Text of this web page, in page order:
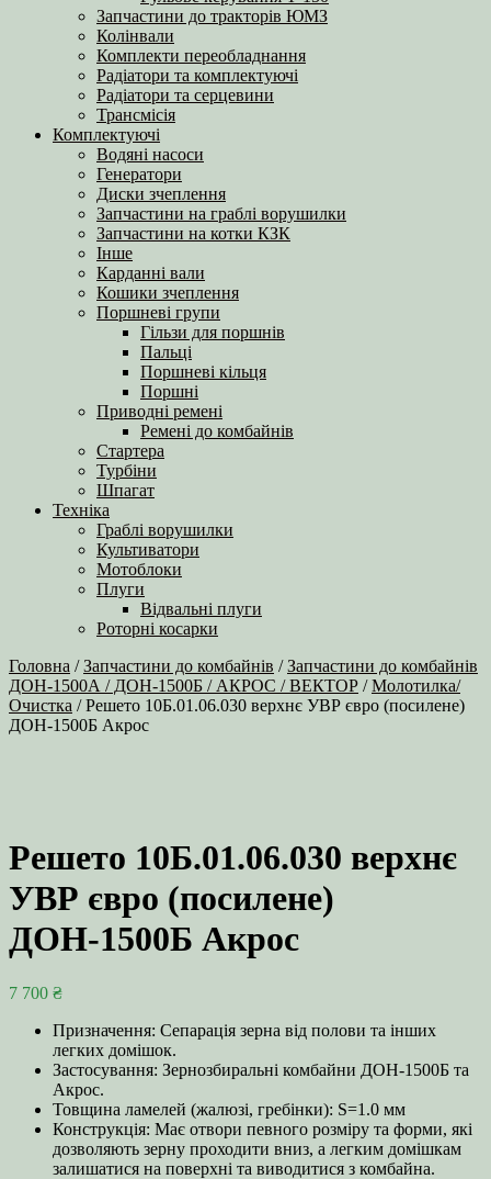
Запчастини до тракторів ЮМЗ
Колінвали
Комплекти переобладнання
Радіатори та комплектуючі
Радіатори та серцевини
Трансмісія
Комплектуючі
Водяні насоси
Генератори
Диски зчеплення
Запчастини на граблі ворушилки
Запчастини на котки КЗК
Інше
Карданні вали
Кошики зчеплення
Поршневі групи
Гільзи для поршнів
Пальці
Поршневі кільця
Поршні
Приводні ремені
Ремені до комбайнів
Стартера
Турбіни
Шпагат
Техніка
Граблі ворушилки
Культиватори
Мотоблоки
Плуги
Відвальні плуги
Роторні косарки
Головна /Запчастини до комбайнів /Запчастини до комбайнів
ДОН-1500А / ДОН-1500Б / АКРОС / ВЕКТОР /Молотилка/
Очистка / Решето 10Б.01.06.030 верхнє УВР євро (посилене)
ДОН-1500Б Акрос
Решето 10Б.01.06.030 верхнє
УВР євро (посилене)
ДОН-1500Б Акрос
7 700 ₴
Призначення: Сепарація зерна від полови та інших
легких домішок.
Застосування: Зернозбиральні комбайни ДОН-1500Б та
Акрос.
Товщина ламелей (жалюзі, гребінки): S=1.0 мм
Конструкція: Має отвори певного розміру та форми, які
дозволяють зерну проходити вниз, а легким домішкам
залишатися на поверхні та виводитися з комбайна.